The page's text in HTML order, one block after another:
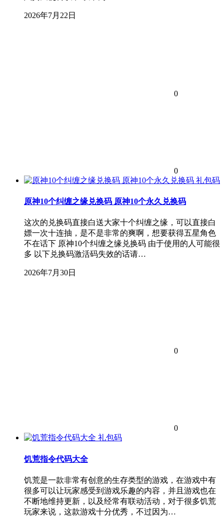
2026年7月22日
0
0
礼包码
原神10个纠缠之缘兑换码 原神10个永久兑换码
这次的兑换码直接白送大家十个纠缠之缘，可以直接白
嫖一次十连抽，是不是非常的爽啊，想要获得五星角色
不在话下 原神10个纠缠之缘兑换码 由于使用的人可能很
多 以下兑换码激活码失效的话请…
2026年7月30日
0
0
礼包码
饥荒指令代码大全
饥荒是一款非常有创意的生存类型的游戏，在游戏中有
很多可以让玩家感受到游戏乐趣的内容，并且游戏也在
不断地维持更新，以及经常有联动活动，对于很多饥荒
玩家来说，这款游戏十分优秀，不过因为…